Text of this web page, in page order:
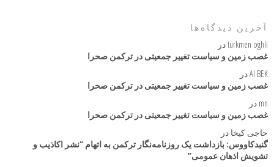
آخرین دیدگاه‌ها
turkmen oghliدر
غصب زمین و سیاست تغییر جمعیتی در ترکمن صحرا
AI BEKدر
غصب زمین و سیاست تغییر جمعیتی در ترکمن صحرا
mn در
غصب زمین و سیاست تغییر جمعیتی در ترکمن صحرا
حاجی کیخا در
گنبدکاووس: بازداشت یک روزنامه‌نگار ترکمن به اتهام “نشر اکاذیب و
تشویش اذهان عمومی”